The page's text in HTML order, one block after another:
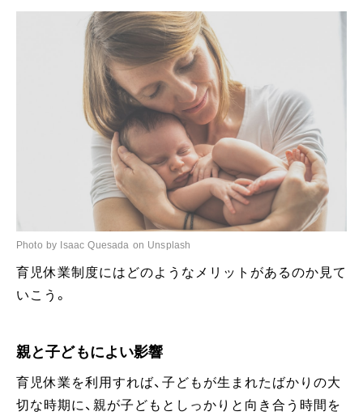
Photo by Isaac Quesada on Unsplash
育児休業制度にはどのようなメリットがあるのか見て
いこう。
親と子どもによい影響
育児休業を利用すれば、子どもが生まれたばかりの大
切な時期に、親が子どもとしっかりと向き合う時間を